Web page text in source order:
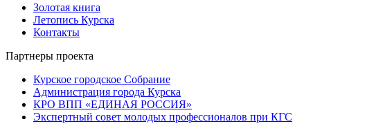
Золотая книга
Летопись Курска
Контакты
Партнеры проекта
Курское городское Собрание
Администрация города Курска
КРО ВПП «ЕДИНАЯ РОССИЯ»
Экспертный совет молодых профессионалов при КГС